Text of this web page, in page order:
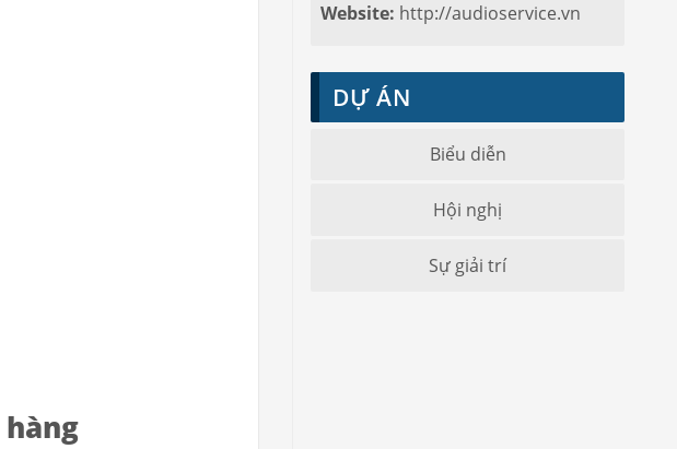
Website: http://audioservice.vn
DỰ ÁN
Biểu diễn
Hội nghị
Sự giải trí